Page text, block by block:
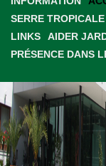
SERRE TROPICALE
LINKS
AIDER
PRÉSENCE DANS